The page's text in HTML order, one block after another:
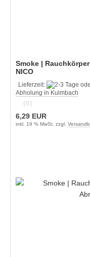
Smoke |
NICO
Lieferzeit:
Abholung in Kulmbach
(0)
6,29 EUR
inkl. 19 % MwSt. zzgl.